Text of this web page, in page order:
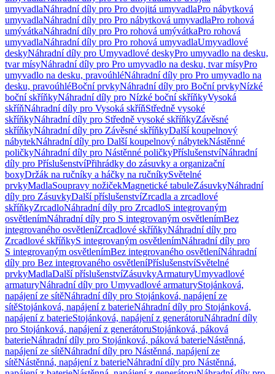
umyvadlaNáhradní díly pro Pro dvojitá umyvadlaPro nábytková
umyvadlaNáhradní díly pro Pro nábytková umyvadlaPro rohová
umývátkaNáhradní díly pro Pro rohová umývátkaPro rohová
umyvadlaNáhradní díly pro Pro rohová umyvadlaUmyvadlové
deskyNáhradní díly pro Umyvadlové deskyPro umyvadlo na desku,
tvar mísyNáhradní díly pro Pro umyvadlo na desku, tvar mísyPro
umyvadlo na desku, pravoúhléNáhradní díly pro Pro umyvadlo na
desku, pravoúhléBoční prvkyNáhradní díly pro Boční prvkyNízké
boční skříňkyNáhradní díly pro Nízké boční skříňkyVysoká
skříňNáhradní díly pro Vysoká skříňStředně vysoké
skříňkyNáhradní díly pro Středně vysoké skříňkyZávěsné
skříňkyNáhradní díly pro Závěsné skříňkyDalší koupelnový
nábytekNáhradní díly pro Další koupelnový nábytekNástěnné
poličkyNáhradní díly pro Nástěnné poličkyPříslušenstvíNáhradní
díly pro PříslušenstvíPřihrádky do zásuvky a organizační
boxyDržák na ručníky a háčky na ručníkySvětelné
prvkyMadlaSoupravy nožičekMagnetické tabuleZásuvkyNáhradní
díly pro ZásuvkyDalší příslušenstvíZrcadla a zrcadlové
skříňkyZrcadloNáhradní díly pro ZrcadloS integrovaným
osvětlenímNáhradní díly pro S integrovaným osvětlenímBez
integrovaného osvětleníZrcadlové skříňkyNáhradní díly pro
Zrcadlové skříňkyS integrovaným osvětlenímNáhradní díly pro
S integrovaným osvětlenímBez integrovaného osvětleníNáhradní
díly pro Bez integrovaného osvětleníPříslušenstvíSvětelné
prvkyMadlaDalší příslušenstvíZásuvkyArmaturyUmyvadlové
armaturyNáhradní díly pro Umyvadlové armaturyStojánková,
napájení ze sítěNáhradní díly pro Stojánková, napájení ze
sítěStojánková, napájení z baterieNáhradní díly pro Stojánková,
napájení z baterieStojánková, napájení z generátoruNáhradní díly
pro Stojánková, napájení z generátoruStojánková, páková
baterieNáhradní díly pro Stojánková, páková baterieNástěnná,
napájení ze sítěNáhradní díly pro Nástěnná, napájení ze
sítěNástěnná, napájení z baterieNáhradní díly pro Nástěnná,